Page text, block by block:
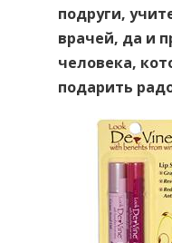
подруги,
врачей, да и
человека,
подарить